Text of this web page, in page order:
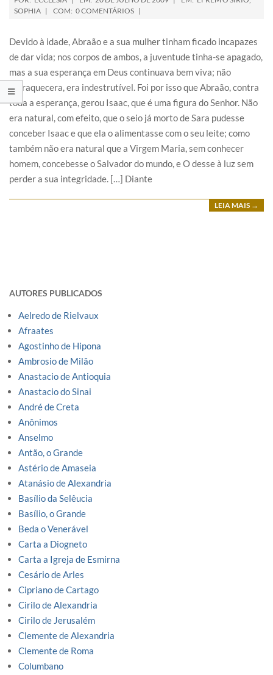
SOPHIA
COM: 0 COMENTÁRIOS
Devido à idade, Abraão e a sua mulher tinham ficado incapazes
de dar vida; nos corpos de ambos, a juventude tinha-se apagado,
mas a sua esperança em Deus continuava bem viva; não
enfraquecera, era indestrutível. Foi por isso que Abraão, contra
toda a esperança, gerou Isaac, que é uma figura do Senhor. Não
era natural, com efeito, que o seio já morto de Sara pudesse
conceber Isaac e que ela o alimentasse com o seu leite; como
também não era natural que a Virgem Maria, sem conhecer
homem, concebesse o Salvador do mundo, e O desse à luz sem
perder a sua integridade. […] Diante
LEIA MAIS →
AUTORES PUBLICADOS
Aelredo de Rielvaux
Afraates
Agostinho de Hipona
Ambrosio de Milão
Anastacio de Antioquia
Anastacio do Sinai
André de Creta
Anônimos
Anselmo
Antão, o Grande
Astério de Amaseia
Atanásio de Alexandria
Basílio da Selêucia
Basílio, o Grande
Beda o Venerável
Carta a Diogneto
Carta a Igreja de Esmirna
Cesário de Arles
Cipriano de Cartago
Cirilo de Alexandria
Cirilo de Jerusalém
Clemente de Alexandria
Clemente de Roma
Columbano